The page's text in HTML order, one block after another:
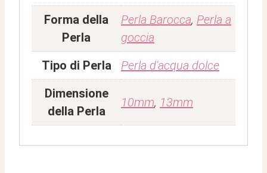
Forma della
Perla
Perla Barocca, Perla a
goccia
Tipo di Perla
Perla d'acqua dolce
Dimensione
della Perla
10mm, 13mm